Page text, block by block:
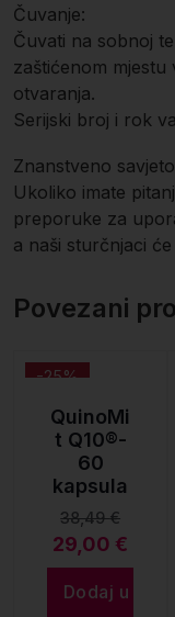
Čuvanje:
Čuvati na sobnoj
zaštićenom mjestu
otvaranja.
Serijski broj i rok
Znanstveno
Ukoliko imate
preporuke za
a naši sturčnjaci
Povezani
-25%
QuinoMi
t Q10®-
60
kapsula
38,49€
Izvorna
cijena
bila
29,00 €
Trenutna
cijena
je:
Dodaj u